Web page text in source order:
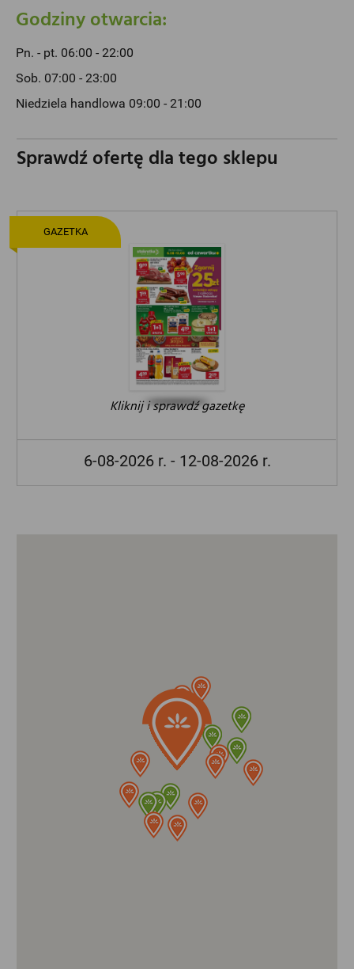
Godziny otwarcia:
Pn. - pt. 06:00 - 22:00
Sob. 07:00 - 23:00
Niedziela handlowa 09:00 - 21:00
Sprawdź ofertę dla tego sklepu
Kliknij i sprawdź gazetkę
6-08-2026 r. - 12-08-2026 r.
GAZETKA